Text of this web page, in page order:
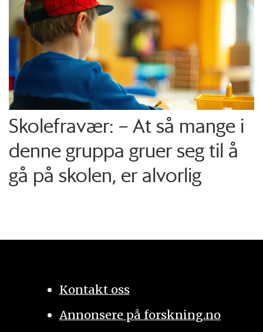
Skolefravær: – At så mange i
denne gruppa gruer seg til å
gå på skolen, er alvorlig
Kontakt oss
Annonsere på forskning.no